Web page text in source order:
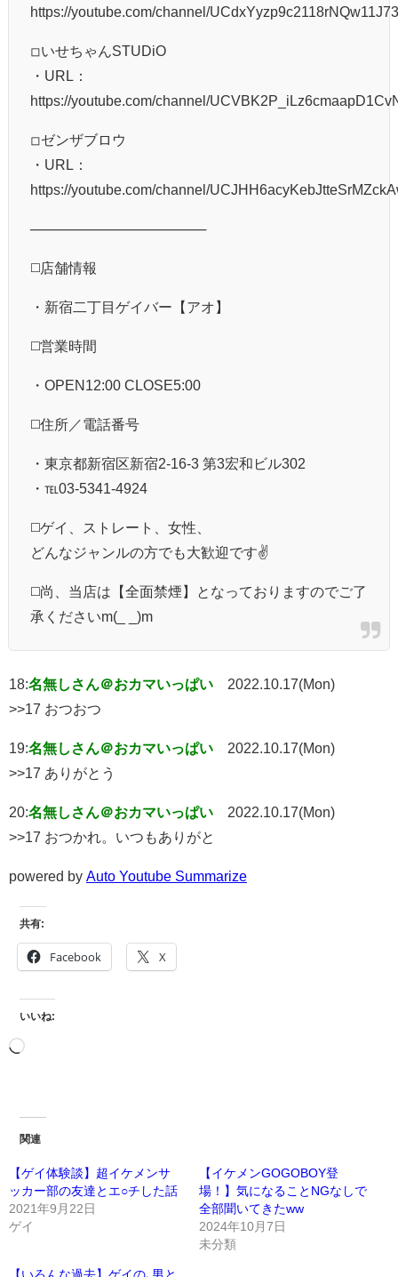
https://youtube.com/channel/
◽︎いせちゃんSTUDiO
・URL：
https://youtube.com/channel/
◽︎ゼンザブロウ
・URL：
https://youtube.com/channel/
──────────────────
◻️店舗情報
・新宿二丁目ゲイバー【アオ】
◻️営業時間
・OPEN12:00 CLOSE5:00
◻️住所／電話番号
・東京都新宿区新宿2-16-3 第3宏和ビル302
・℡03-5341-4924
◻️ゲイ、ストレート、女性、
どんなジャンルの方でも大歓迎です✌️
◻️尚、当店は【全面禁煙】となっておりますのでご了
承くださいm(_ _)m
18:名無しさん＠おカマいっぱい
2022.10.17(Mon)
>>17 おつおつ
19:名無しさん＠おカマいっぱい
2022.10.17(Mon)
>>17 ありがとう
20:名無しさん＠おカマいっぱい
2022.10.17(Mon)
>>17 おつかれ。いつもありがと
powered by Auto Youtube Summarize
共有:
Facebook X
いいね:
関連
【ゲイ体験談】超イケメンサ
ッカー部の友達とエ○チした話
2021年9月22日
ゲイ
【イケメンGOGOBOY登
場！】気になることNGなしで
全部聞いてきたww
2024年10月7日
未分類
【いろんな過去】ゲイの､男と